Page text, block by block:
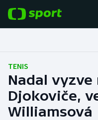
Fotbal
Hokej
Tenis
TENIS
Nadal vyzve
Djokoviče,
Williamsová